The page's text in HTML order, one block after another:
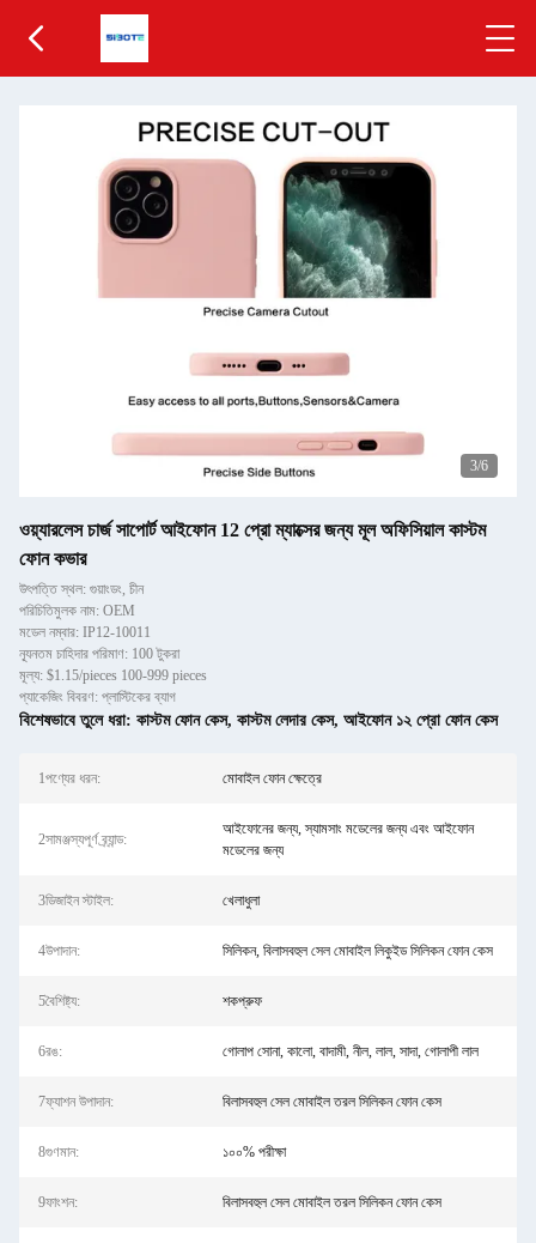
3/6
ওয়্যারলেস চার্জ সাপোর্ট আইফোন 12 প্রো ম্যাক্সের জন্য মূল অফিসিয়াল কাস্টম
ফোন কভার
উৎপত্তি স্থল: গুয়াংডং, চীন
পরিচিতিমুলক নাম: OEM
মডেল নম্বার: IP12-10011
ন্যূনতম চাহিদার পরিমাণ: 100 টুকরা
মূল্য: $1.15/pieces 100-999 pieces
প্যাকেজিং বিবরণ: প্লাস্টিকের ব্যাগ
বিশেষভাবে তুলে ধরা: কাস্টম ফোন কেস, কাস্টম লেদার কেস, আইফোন ১২ প্রো ফোন কেস
1পণ্যের ধরন: মোবাইল ফোন ক্ষেত্রে
2সামঞ্জস্যপূর্ণ ব্র্যান্ড:
আইফোনের জন্য, স্যামসাং মডেলের জন্য এবং আইফোন
মডেলের জন্য
3ডিজাইন স্টাইল: খেলাধুলা
4উপাদান: সিলিকন, বিলাসবহুল সেল মোবাইল লিকুইড সিলিকন ফোন কেস
5বৈশিষ্ট্য: শকপ্রুফ
6রঙ: গোলাপ সোনা, কালো, বাদামী, নীল, লাল, সাদা, গোলাপী লাল
7ফ্যাশন উপাদান: বিলাসবহুল সেল মোবাইল তরল সিলিকন ফোন কেস
8গুণমান: ১০০% পরীক্ষা
9ফাংশন: বিলাসবহুল সেল মোবাইল তরল সিলিকন ফোন কেস